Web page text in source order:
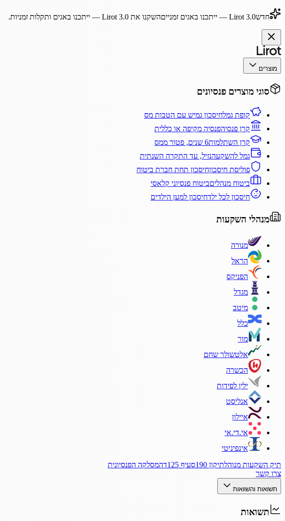
חדשLirot 3.0 — ייתכנו באגים זמנייםהשקנו את Lirot 3.0 — ייתכנו באגים ותקלות זמניות.
מוצרים
סוגי מוצרים פנסיונים
קופת גמלחיסכון גמיש עם הטבות מס
קרן פנסיהפנסיה מקיפה או כללית
קרן השתלמות6 שנים, פטור ממס
גמל להשקעהנזיל, עד התקרה השנתית
פוליסת חיסכוןחיסכון תחת חברת ביטוח
ביטוח מנהליםביטוח פנסיוני קלאסי
חיסכון לכל ילדחיסכון למען הילדים
מנהלי השקעות
מנורה
הראל
הפניקס
מגדל
מיטב
כלל
מור
אלטשולר שחם
הכשרה
ילין לפידות
אנליסט
איילון
אי.די.אי
אינפיניטי
תיק השקעות מנוהלתיקון 190 סעיף 125ד
המסלקה הפנסיונית
צרו קשר
תשואות והשוואות
תשואות